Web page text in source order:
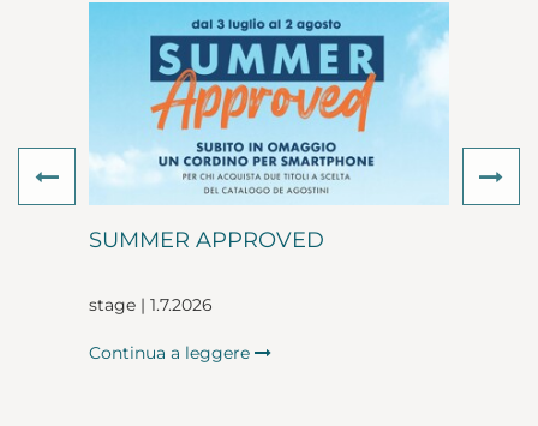
SUMMER APPROVED
stage | 1.7.2026
Continua a leggere
Previous